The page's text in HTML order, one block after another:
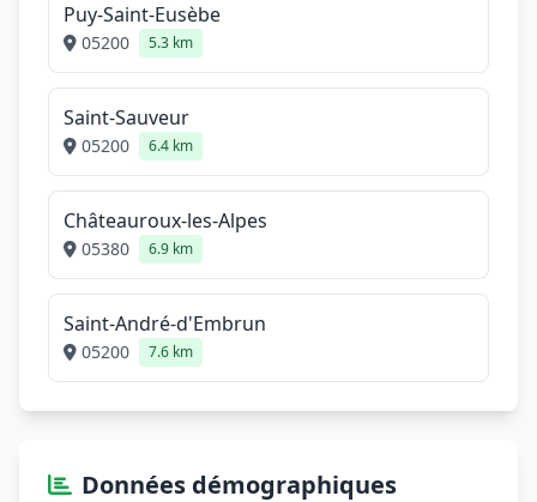
Puy-Saint-Eusèbe
05200 5.3 km
Saint-Sauveur
05200 6.4 km
Châteauroux-les-Alpes
05380 6.9 km
Saint-André-d'Embrun
05200 7.6 km
Données démographiques